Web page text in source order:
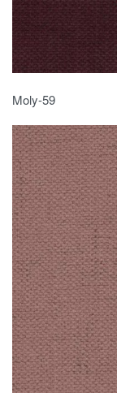
Moly-59